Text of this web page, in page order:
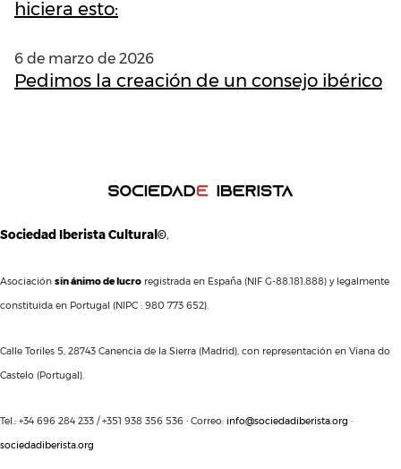
hiciera esto:
6 de marzo de 2026
Pedimos la creación de un consejo ibérico
Sociedad Iberista Cultural©,
Asociación sin ánimo de lucro registrada en España (NIF G-88.181.888) y legalmente
constituida en Portugal (NIPC : 980 773 652).
Calle Toriles 5, 28743 Canencia de la Sierra (Madrid), con representación en Viana do
Castelo (Portugal).
Tel.: +34 696 284 233 / +351 938 356 536 · Correo: info@sociedadiberista.org ·
sociedadiberista.org